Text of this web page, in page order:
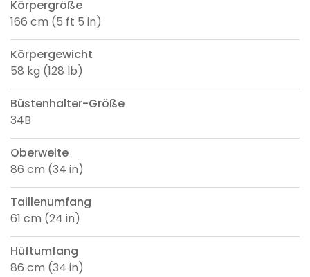
Körpergröße
166 cm (5 ft 5 in)
Körpergewicht
58 kg (128 lb)
Büstenhalter-Größe
34B
Oberweite
86 cm (34 in)
Taillenumfang
61 cm (24 in)
Hüftumfang
86 cm (34 in)